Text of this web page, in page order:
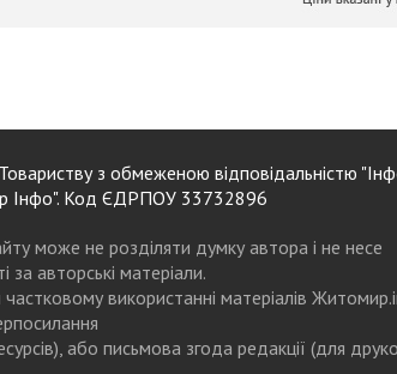
з обмеженою відповідальністю
Інфо". Код ЄДРПОУ 33732896
може не розділяти думку автора і не несе
за авторські матеріали.
використанні матеріалів
або письмова згода редакції (для